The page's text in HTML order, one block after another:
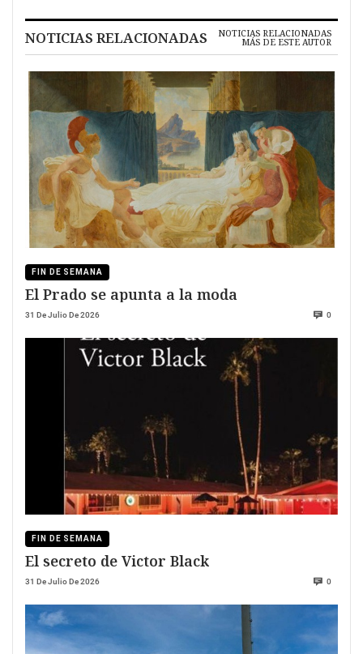
NOTICIAS RELACIONADAS NOTICIAS RELACIONADAS
MÁS DE ESTE AUTOR
FIN DE SEMANA
El Prado se apunta a la moda
31 De Julio De 2026 0
FIN DE SEMANA
El secreto de Victor Black
31 De Julio De 2026 0